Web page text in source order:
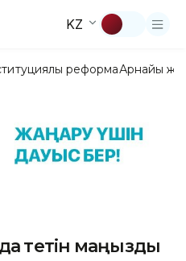
KZ
реформаАрнайы
өтетін маңызды